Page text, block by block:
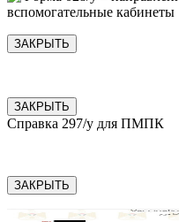
ЗАКРЫТЬ
ЗАКРЫТЬ
Справка 297/у для ПМПК
ЗАКРЫТЬ